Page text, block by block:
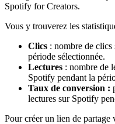
Spotify for Creators.
Vous y trouverez les
Clics : nombre de clics
période sélectionnée.
Lectures : nombre de
Spotify pendant la
Taux de conversion :
lectures sur Spotify
Pour créer un lien de partage